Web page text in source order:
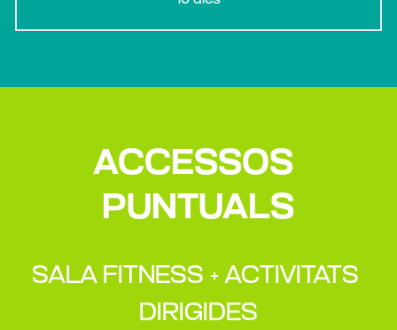
ACCESSOS
PUNTUALS
SALA FITNESS + ACTIVITATS
DIRIGIDES